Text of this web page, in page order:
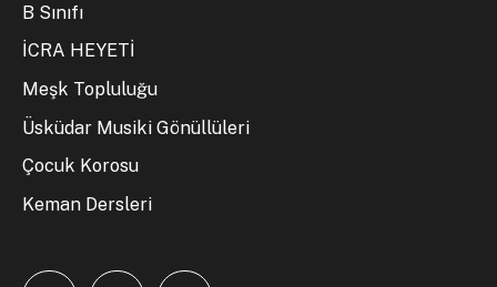
B Sınıfı
İCRA HEYETİ
Meşk Topluluğu
Üsküdar Musiki Gönüllüleri
Çocuk Korosu
Keman Dersleri